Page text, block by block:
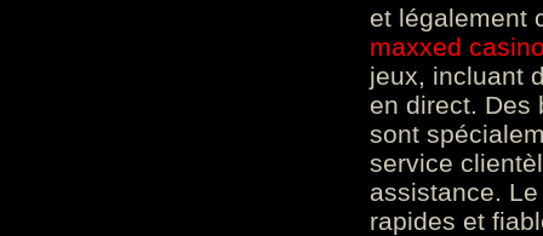
et légalement
maxxed
jeux, incluant
en direct. Des
sont
service
assistance.
rapides et